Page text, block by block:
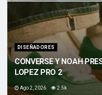
DISEÑADORES
CONVERSE Y NOAH
LOPEZ PRO 2
Ago 2, 2026 2.5k